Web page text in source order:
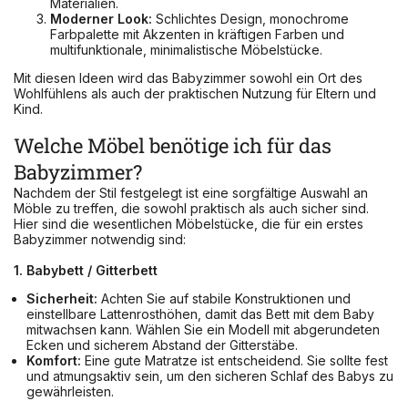
Materialien.
Moderner Look: Schlichtes Design, monochrome
Farbpalette mit Akzenten in kräftigen Farben und
multifunktionale, minimalistische Möbelstücke.
Mit diesen Ideen wird das Babyzimmer sowohl ein Ort des
Wohlfühlens als auch der praktischen Nutzung für Eltern und
Kind.
Welche Möbel benötige ich für das
Babyzimmer?
Nachdem der Stil festgelegt ist eine sorgfältige Auswahl an
Möble zu treffen, die sowohl praktisch als auch sicher sind.
Hier sind die wesentlichen Möbelstücke, die für ein erstes
Babyzimmer notwendig sind:
1. Babybett / Gitterbett
Sicherheit: Achten Sie auf stabile Konstruktionen und
einstellbare Lattenrosthöhen, damit das Bett mit dem Baby
mitwachsen kann. Wählen Sie ein Modell mit abgerundeten
Ecken und sicherem Abstand der Gitterstäbe.
Komfort: Eine gute Matratze ist entscheidend. Sie sollte fest
und atmungsaktiv sein, um den sicheren Schlaf des Babys zu
gewährleisten.